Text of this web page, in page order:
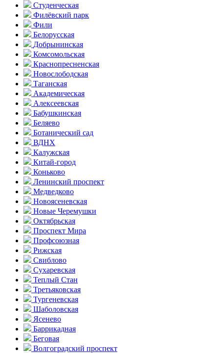
Студенческая
Филёвский парк
Фили
Белорусская
Добрынинская
Комсо­мольская
Краснопресненская
Новослободская
Таганская
Академическая
Алексеевская
Бабушкинская
Беляево
Ботанический сад
ВДНХ
Калужская
Китай-город
Коньково
Ленинский проспект
Медведково
Новоясе­невская
Новые Черемушки
Октябрьская
Проспект Мира
Профсоюзная
Рижская
Свиблово
Сухаревская
Теплый Стан
Третьяковская
Тургеневская
Шаболовская
Ясенево
Баррикадная
Беговая
Волгоградский проспект